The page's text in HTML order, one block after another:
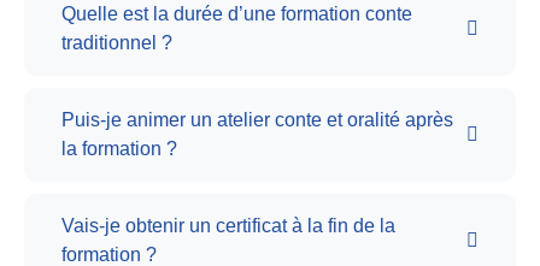
Quelle est la durée d’une formation conte
traditionnel ?
Puis-je animer un atelier conte et oralité après
la formation ?
Vais-je obtenir un certificat à la fin de la
formation ?